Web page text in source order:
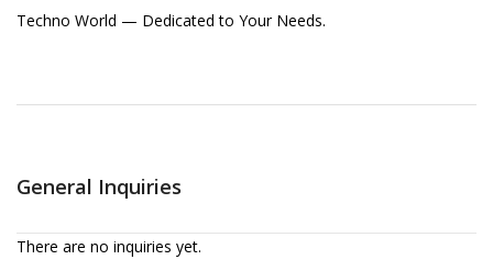
Techno World — Dedicated to Your Needs.
General Inquiries
There are no inquiries yet.